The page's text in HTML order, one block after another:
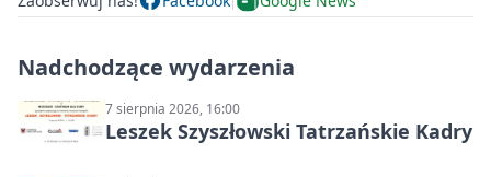
Nadchodzące wydarzenia
7 sierpnia 2026, 16:00
Leszek Szyszłowski Tatrzańskie Kadry